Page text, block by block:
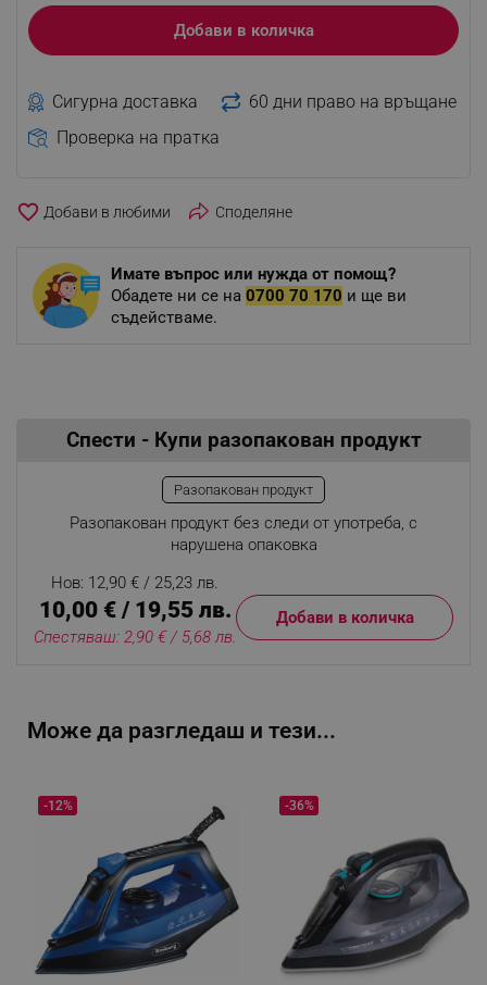
Добави в количка
Сигурна доставка
60 дни право на връщане
Проверка на пратка
favorite_border Споделяне
Имате въпрос или нужда от помощ?
Обадете ни се на 0700 70 170 и ще ви
съдействаме.
Спести - Купи разопакован продукт
Разопакован продукт
Разопакован продукт без следи от употреба, с
нарушена опаковка
Нов: 12,90 € / 25,23 лв.
10,00 € / 19,55 лв.
Спестяваш: 2,90 € / 5,68 лв.
Добави в количка
Може да разгледаш и тези...
-12% -36%